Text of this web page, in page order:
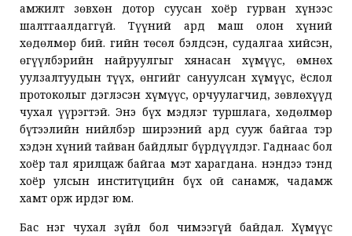
амжилт зөвхөн дотор суусан хоёр гурван хүнээс
шалтгаалдаггүй. Түүний ард маш олон хүний
хөдөлмөр бий. Үгийн төсөл бэлдсэн, судалгаа хийсэн,
өгүүлбэрийн найруулгыг хянасан хүмүүс, өмнөх
уулзалтуудын түүх, өнгийг сануулсан хүмүүс, ёслол
протоколыг дэглэсэн хүмүүс, орчуулагчид, зөвлөхүүд
чухал үүрэгтэй. Энэ бүх мэдлэг туршлага, хөдөлмөр
бүтээлийн нийлбэр ширээний ард сууж байгаа тэр
хэдэн хүний тайван байдлыг бүрдүүлдэг. Гаднаас бол
хоёр тал ярилцаж байгаа мэт харагдана. Үнэндээ тэнд
хоёр улсын инститүцийн бүх ой санамж, чадамж
хамт орж ирдэг юм.
Бас нэг чухал зүйл бол чимээгүй байдал. Хүмүүс